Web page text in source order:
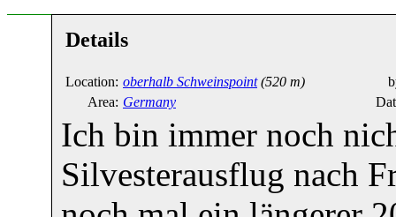
Details
Location: oberhalb Schweinspoint (520 m)
Area: Germany
Ich bin immer noch
Silvesterausflug nach